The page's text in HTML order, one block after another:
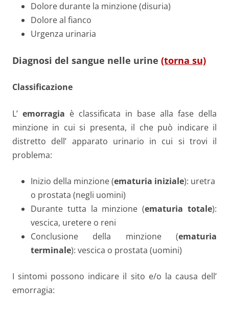
Dolore durante la minzione (disuria)
Dolore al fianco
Urgenza urinaria
Diagnosi del sangue nelle urine (torna su)
Classificazione
L’ emorragia è classificata in base alla fase della
minzione in cui si presenta, il che può indicare il
distretto dell’ apparato urinario in cui si trovi il
problema:
Inizio della minzione (ematuria iniziale): uretra
o prostata (negli uomini)
Durante tutta la minzione (ematuria totale):
vescica, uretere o reni
Conclusione della minzione (ematuria
terminale): vescica o prostata (uomini)
I sintomi possono indicare il sito e/o la causa dell’
emorragia: